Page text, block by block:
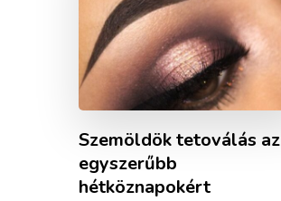
Szemöldök tetoválás az
egyszerűbb
hétköznapokért